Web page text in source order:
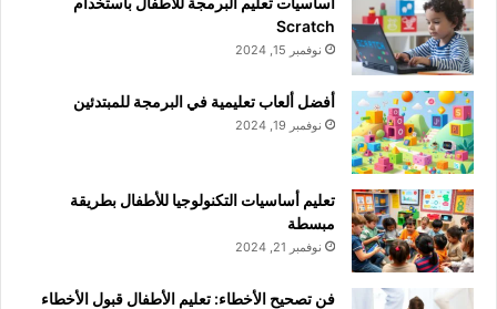
Scratch
نوفمبر 15, 2024
أفضل ألعاب تعليمية في البرمجة للمبتدئين
نوفمبر 19, 2024
تعليم أساسيات التكنولوجيا للأطفال بطريقة
مبسطة
نوفمبر 21, 2024
فن تصحيح الأخطاء: تعليم الأطفال قبول الأخطاء